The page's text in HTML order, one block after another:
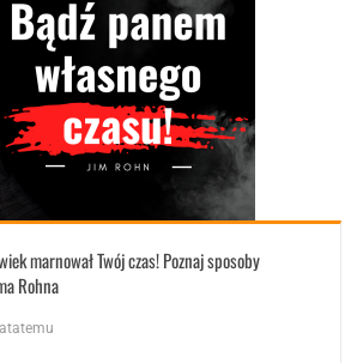
marnował Twój czas! Poznaj sposoby
Rohna